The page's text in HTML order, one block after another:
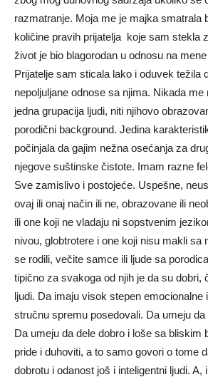
razmatranje. Moja me je majka smatrala
količine pravih prijatelja koje sam stekla
život je bio blagorodan u odnosu na
Prijatelje sam sticala lako i oduvek težila
nepoljuljane odnose sa njima. Nikada me
jedna grupacija ljudi, niti njihovo
porodični background. Jedina
počinjala da gajim nežna osećanja za
njegove suštinske čistote. Imam razne
Sve zamislivo i postojeće. Uspešne,
ovaj ili onaj način ili ne, obrazovane ili
ili one koji ne vladaju ni sopstvenim
nivou, globtrotere i one koji nisu makli sa
se rodili, večite samce ili ljude sa
tipično za svakoga od njih je da su dobri,
ljudi. Da imaju visok stepen
stručnu spremu posedovali. Da umeju da
Da umeju da dele dobro i loše sa bliskim
pride i duhoviti, a to samo govori o tome
dobrotu i odanost još i inteligentni ljudi. A,